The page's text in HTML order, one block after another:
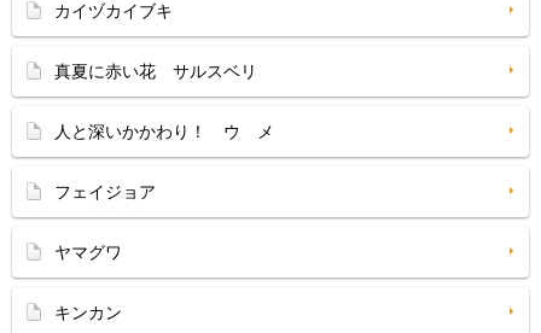
カイヅカイブキ
真夏に赤い花 サルスベリ
人と深いかかわり！ ウ メ
フェイジョア
ヤマグワ
キンカン